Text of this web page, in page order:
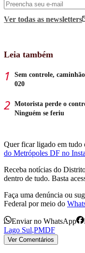
Ver todas as newsletters
Leia também
Sem controle,
020
Motorista perde o
Ninguém se feriu
Quer ficar ligado em tudo
do Metrópoles DF no
Receba notícias do
dentro de tudo. Basta
Faça uma denúncia ou
Federal por meio do
Enviar no WhatsApp
Lago Sul,PMDF
Ver Comentários